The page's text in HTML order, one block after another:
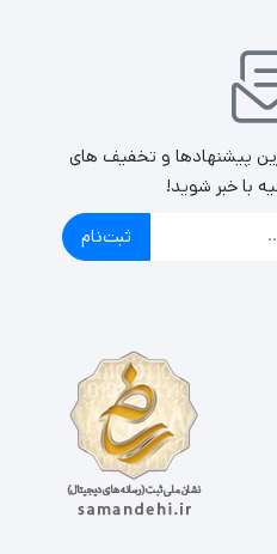
پیشنهادها و تخفیف های
با خبر شوید!
ثبت‌نام